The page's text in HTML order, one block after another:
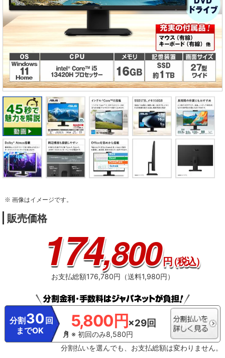
※ 画像はイメージです。
販売価格
174,800円（税込）
お支払総額176,780円（送料1,980円）
分割 30 回
までOK
5,800円×29回
※ 初回のみ8,580円
分割払いを選んでも、お支払総額は変わりません。